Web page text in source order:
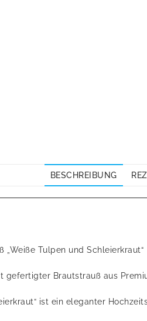
BESCHREIBUNG
„Weiße Tulpen und Schleierkraut“
gefertigter Brautstrauß aus
ist ein eleganter